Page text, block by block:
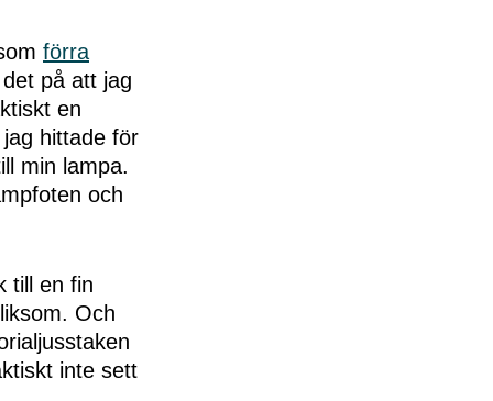
förra
på att jag
en
hittade för
min lampa.
och
till en fin
Och
inte sett